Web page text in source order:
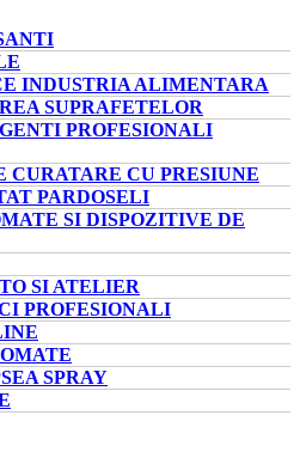
INDUSTRIA ALIMENTARA
SUPRAFETELOR
PROFESIONALI
CURATARE CU PRESIUNE
PARDOSELI
SI DISPOZITIVE DE
SI ATELIER
PROFESIONALI
SPRAY